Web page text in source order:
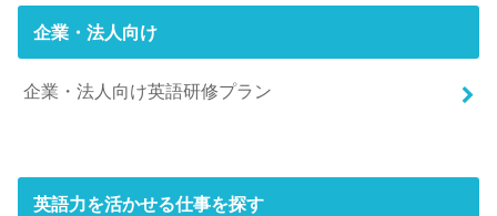
企業・法人向け
企業・法人向け英語研修プラン
英語力を活かせる仕事を探す